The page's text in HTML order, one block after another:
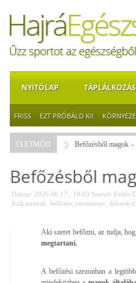
NYITÓLAP TÁPLÁLKOZÁS
FRISS EZT PRÓBÁLD KI!
ÉLETMÓD Befőzésből magok
Befőzésből
Dátum: 2026.06.17., 19:03 Szerző: Erdős
Kulcsszavak: befőzés cseresznye dekoráció
Aki szeret befőzni, az tudja,
megtartani.
A befőzési szezonban a